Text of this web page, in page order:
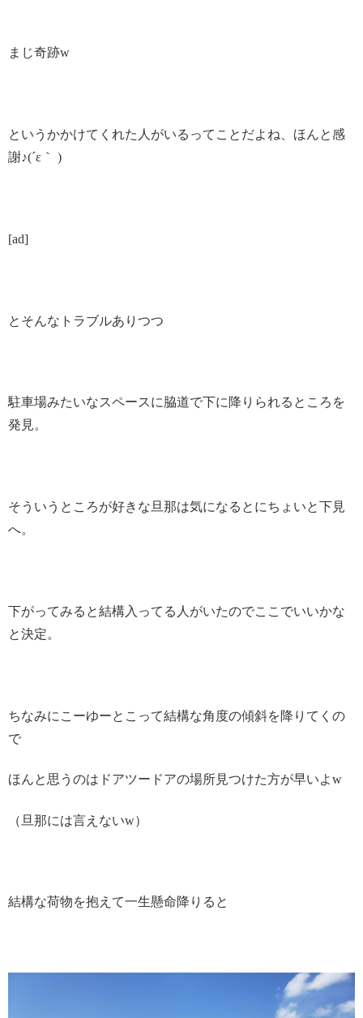
まじ奇跡w
というかかけてくれた人がいるってことだよね、ほんと感
謝♪(´ε｀ )
[ad]
とそんなトラブルありつつ
駐車場みたいなスペースに脇道で下に降りられるところを
発見。
そういうところが好きな旦那は気になるとにちょいと下見
へ。
下がってみると結構入ってる人がいたのでここでいいかな
と決定。
ちなみにこーゆーとこって結構な角度の傾斜を降りてくの
で
ほんと思うのはドアツードアの場所見つけた方が早いよw
（旦那には言えないw）
結構な荷物を抱えて一生懸命降りると